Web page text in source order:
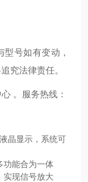
号如有变动，
究法律责任。
。服务热线：
晶显示，系统可
功能合为一体
实现信号放大